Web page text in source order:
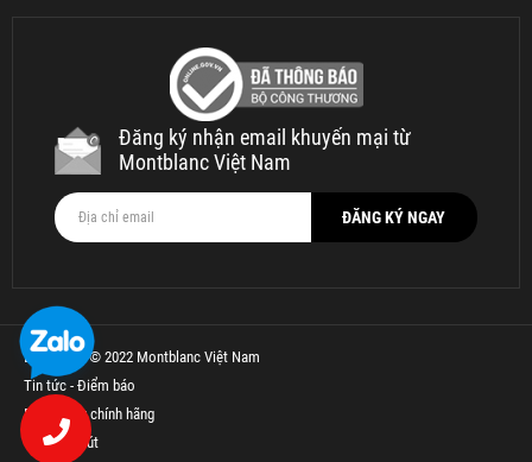
Đăng ký nhận email khuyến mại từ
Montblanc Việt Nam
Bản quyền © 2022 Montblanc Việt Nam
Tin tức - Điểm báo
Bút Parker chính hãng
Thế Giới Bút